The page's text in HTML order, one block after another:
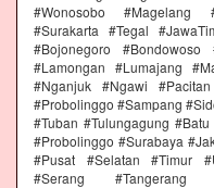
#Wonosobo #Magelang
#Surakarta #Tegal
#Bojonegoro
#Lamongan #Lumajang
#Nganjuk #Ngawi
#Probolinggo #Sampang
#Tuban #Tulungagung
#Probolinggo #Surabaya
#Pusat #Selatan #Timur
#Serang #Tangerang